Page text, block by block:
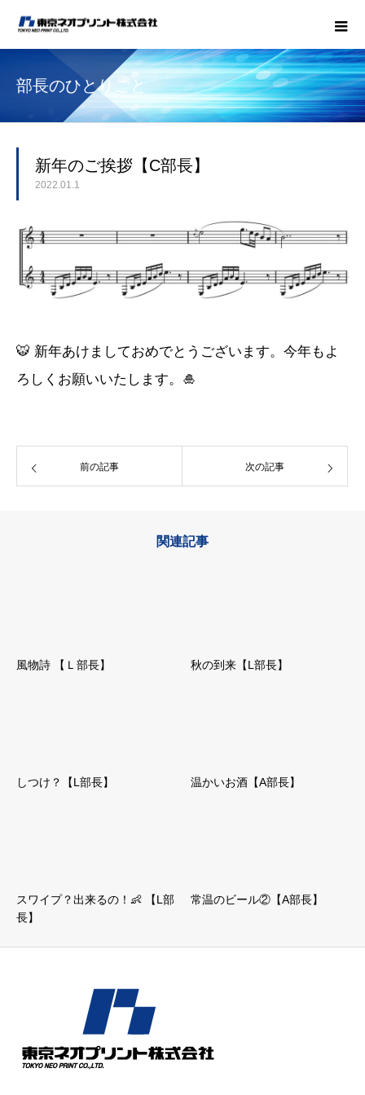
部長のひとりごと
新年のご挨拶【C部長】
2022.01.1
🐯 新年あけましておめでとうございます。今年もよ
ろしくお願いいたします。🎍
前の記事 次の記事
関連記事
風物詩 【Ｌ部長】 秋の到来【L部長】
しつけ？【L部長】 温かいお酒【A部長】
スワイプ？出来るの！👶 【L部
長】
常温のビール②【A部長】